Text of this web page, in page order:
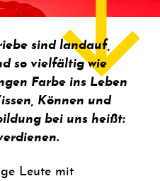
sind landauf,
so vielfältig wie
Farbe ins Leben
Können und
bei uns heißt:
Leute mit